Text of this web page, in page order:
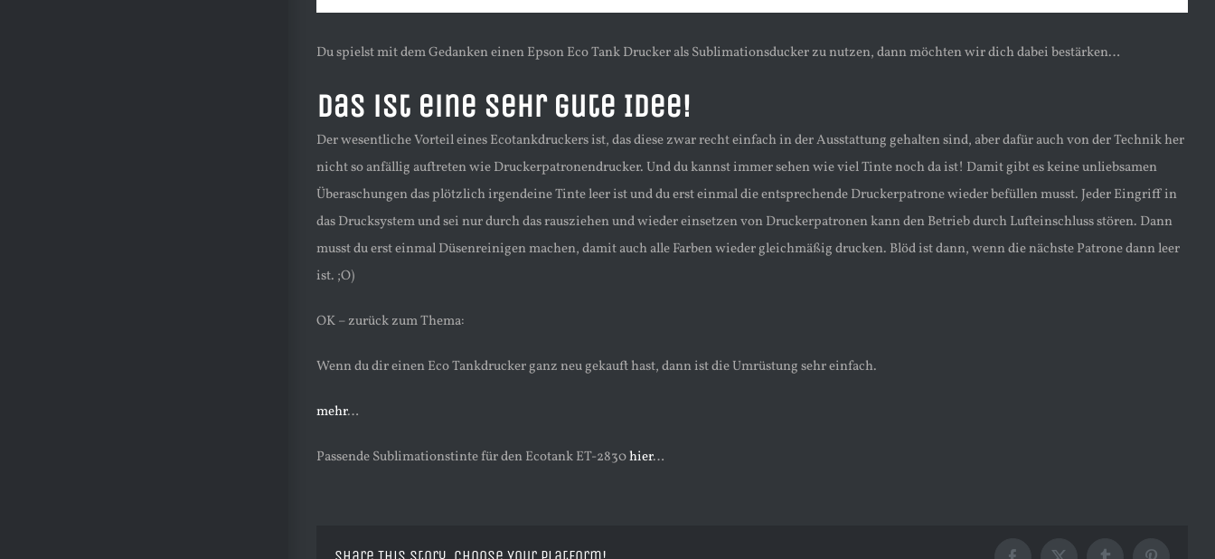
Du spielst mit dem Gedanken einen Epson Eco Tank Drucker als Sublimationsducker zu nutzen, dann möchten wir dich dabei bestärken…
Das ist eine sehr gute Idee!
Der wesentliche Vorteil eines Ecotankdruckers ist, das diese zwar recht einfach in der Ausstattung gehalten sind, aber dafür auch von der Technik her
nicht so anfällig auftreten wie Druckerpatronendrucker. Und du kannst immer sehen wie viel Tinte noch da ist! Damit gibt es keine unliebsamen
Überaschungen das plötzlich irgendeine Tinte leer ist und du erst einmal die entsprechende Druckerpatrone wieder befüllen musst. Jeder Eingriff in
das Drucksystem und sei nur durch das rausziehen und wieder einsetzen von Druckerpatronen kann den Betrieb durch Lufteinschluss stören. Dann
musst du erst einmal Düsenreinigen machen, damit auch alle Farben wieder gleichmäßig drucken. Blöd ist dann, wenn die nächste Patrone dann leer
ist. ;O)
OK – zurück zum Thema:
Wenn du dir einen Eco Tankdrucker ganz neu gekauft hast, dann ist die Umrüstung sehr einfach.
mehr…
Passende Sublimationstinte für den Ecotank ET-2830hier…